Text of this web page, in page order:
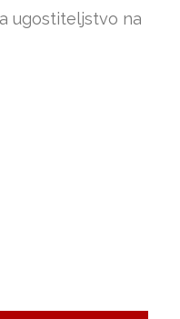
ugostiteljstvo na